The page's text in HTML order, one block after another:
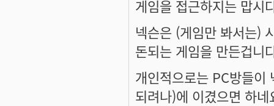
게임을 접근하지는 맙시
넥슨은 (게임만 봐서는)
돈되는 게임을 만든겁니
개인적으로는 PC방들
되려나)에 이겼으면 하